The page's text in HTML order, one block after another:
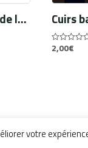
Études de la peau : Survol de la recherche anglo-américaine contemporaine
0
out
2,00€
votre